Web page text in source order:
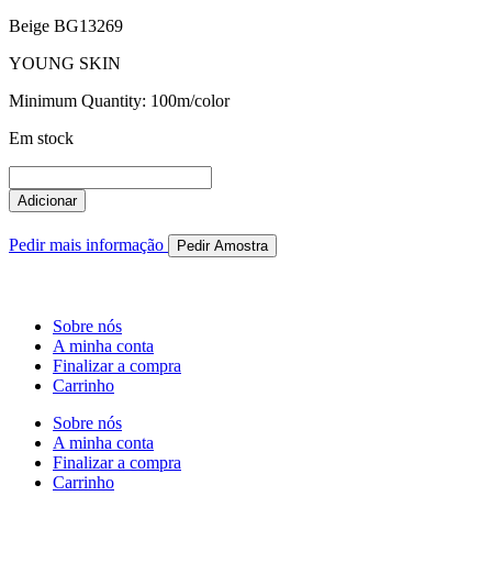
Beige BG13269
YOUNG SKIN
Minimum Quantity: 100m/color
Em stock
de
IPR.168.0343
Adicionar
Pedir mais informação Pedir Amostra
Sobre nós
A minha conta
Finalizar a compra
Carrinho
Sobre nós
A minha conta
Finalizar a compra
Carrinho